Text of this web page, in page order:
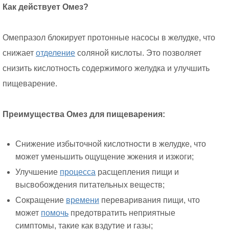
Как действует Омез?
Омепразол блокирует протонные насосы в желудке, что
снижает отделение соляной кислоты. Это позволяет
снизить кислотность содержимого желудка и улучшить
пищеварение.
Преимущества Омез для пищеварения:
Снижение избыточной кислотности в желудке, что
может уменьшить ощущение жжения и изжоги;
Улучшение процесса расщепления пищи и
высвобождения питательных веществ;
Сокращение времени переваривания пищи, что
может помочь предотвратить неприятные
симптомы, такие как вздутие и газы;